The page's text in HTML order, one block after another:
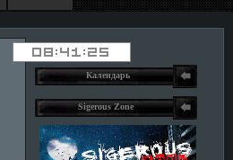
Календарь
Sigerous Zone